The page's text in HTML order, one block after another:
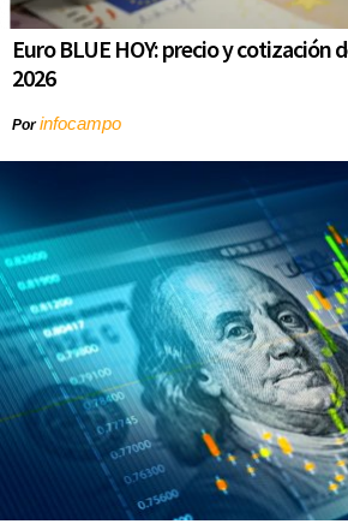
Euro BLUE HOY: precio y cotización
2026
Porinfocampo